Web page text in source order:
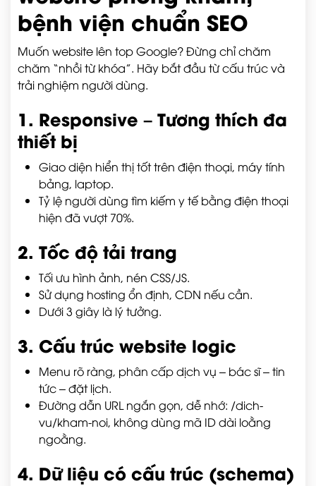
bệnh viện chuẩn SEO
Muốn website lên top Google? Đừng chỉ chăm
chăm “nhồi từ khóa”. Hãy bắt đầu từ cấu trúc và
trải nghiệm người dùng.
1. Responsive – Tương thích đa
thiết bị
Giao diện hiển thị tốt trên điện thoại, máy tính
bảng, laptop.
Tỷ lệ người dùng tìm kiếm y tế bằng điện thoại
hiện đã vượt 70%.
2. Tốc độ tải trang
Tối ưu hình ảnh, nén CSS/JS.
Sử dụng hosting ổn định, CDN nếu cần.
Dưới 3 giây là lý tưởng.
3. Cấu trúc website logic
Menu rõ ràng, phân cấp dịch vụ – bác sĩ – tin
tức – đặt lịch.
Đường dẫn URL ngắn gọn, dễ nhớ: /dich-
vu/kham-noi, không dùng mã ID dài loằng
ngoằng.
4. Dữ liệu có cấu trúc (schema)